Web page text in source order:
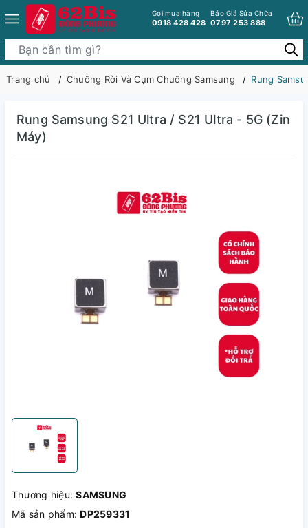
Gọi mua hàng
0918 428 428
Báo Giá Sửa Chữa
0797 253 888
Trang chủ Chuông Rời Và Cụm Chuông Samsung Rung
Rung Samsung S21 Ultra / S21 Ultra - 5G (Zin
Máy)
Thương hiệu:SAMSUNG
Mã sản phẩm:DP259331